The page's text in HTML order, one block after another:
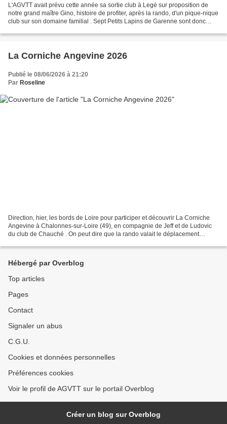
L'AGVTT avait prévu cette année sa sortie club à Legé sur proposition de
notre grand maître Gino, histoire de profiter, après la rando, d'un pique-nique
club sur son domaine familial . Sept Petits Lapins de Garenne sont donc
La Corniche Angevine 2026
Publié le 08/06/2026 à 21:20
Par Roseline
Direction, hier, les bords de Loire pour participer et découvrir La Corniche
Angevine à Chalonnes-sur-Loire (49), en compagnie de Jeff et de Ludovic
du club de Chauché . On peut dire que la rando valait le déplacement
Hébergé par Overblog
Top articles
Pages
Contact
Signaler un abus
C.G.U.
Cookies et données personnelles
Préférences cookies
Voir le profil de AGVTT sur le portail Overblog
Créer un blog sur Overblog